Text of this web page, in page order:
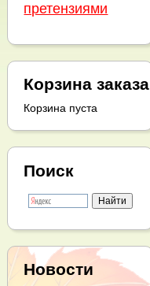
претензиями
Корзина заказа
Корзина пуста
Поиск
Новости